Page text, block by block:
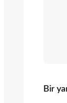
Bir